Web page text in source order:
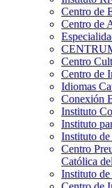
Centro de
Centro de
Centro
Centro de
Idiomas
Conexión
Instituto
Instituto
Instituto
Centro
Católica
Instituto